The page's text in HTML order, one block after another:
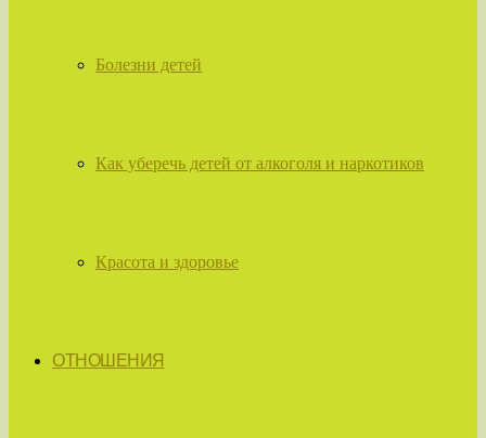
Болезни детей
Как уберечь детей от алкоголя и наркотиков
Красота и здоровье
ОТНОШЕНИЯ